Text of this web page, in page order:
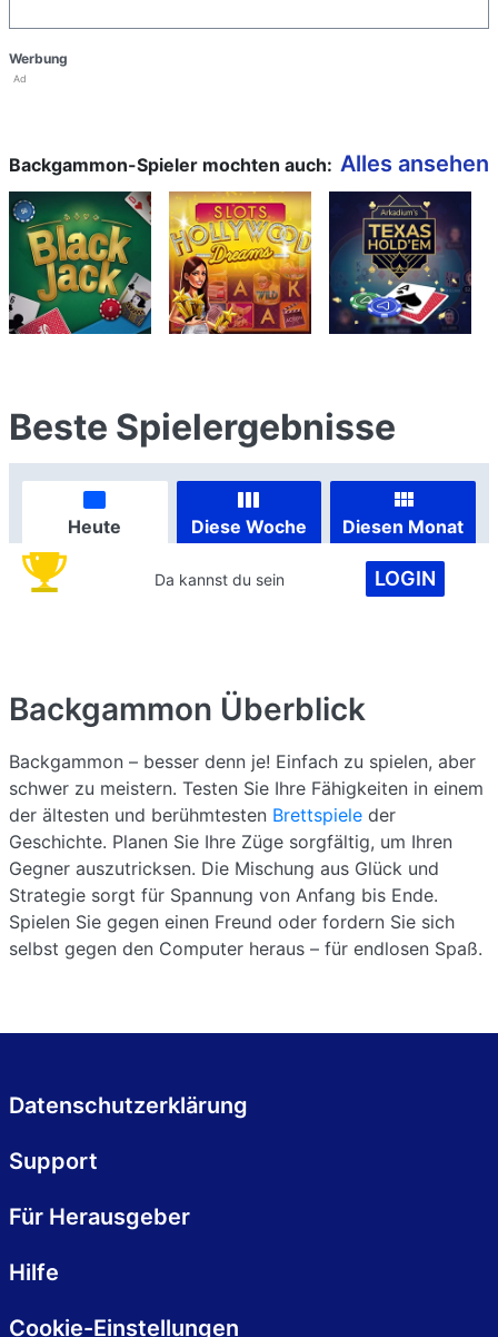
Werbung
Ad
Backgammon-Spieler mochten auch: Alles ansehen
Beste Spielergebnisse
Heute Diese Woche Diesen Monat
Da kannst du sein LOGIN
Backgammon Überblick
Backgammon – besser denn je! Einfach zu spielen, aber
schwer zu meistern. Testen Sie Ihre Fähigkeiten in einem
der ältesten und berühmtesten Brettspiele der
Geschichte. Planen Sie Ihre Züge sorgfältig, um Ihren
Gegner auszutricksen. Die Mischung aus Glück und
Strategie sorgt für Spannung von Anfang bis Ende.
Spielen Sie gegen einen Freund oder fordern Sie sich
selbst gegen den Computer heraus – für endlosen Spaß.
Datenschutzerklärung
Support
Für Herausgeber
Hilfe
Cookie-Einstellungen